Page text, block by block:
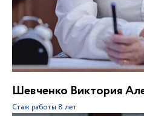
Шевченко Виктория
Стаж работы 8 лет